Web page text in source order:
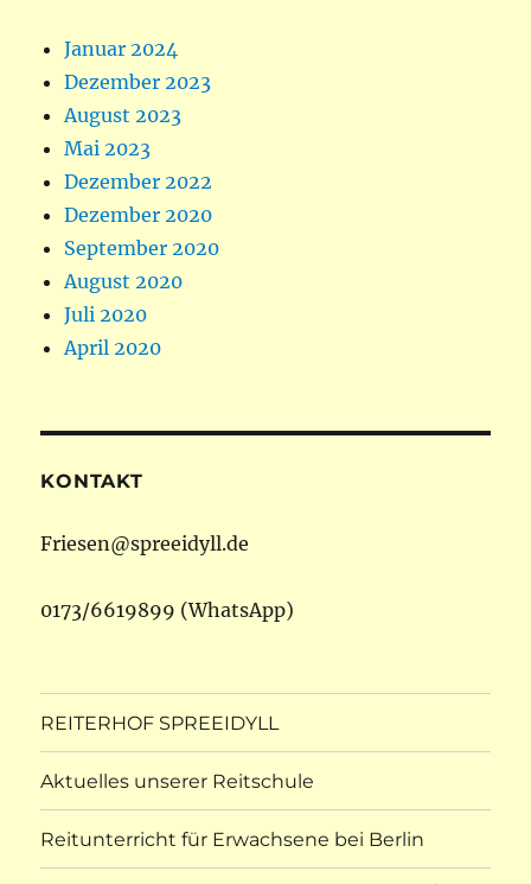
Januar 2024
Dezember 2023
August 2023
Mai 2023
Dezember 2022
Dezember 2020
September 2020
August 2020
Juli 2020
April 2020
KONTAKT
Friesen@spreeidyll.de
0173/6619899 (WhatsApp)
REITERHOF SPREEIDYLL
Aktuelles unserer Reitschule
Reitunterricht für Erwachsene bei Berlin